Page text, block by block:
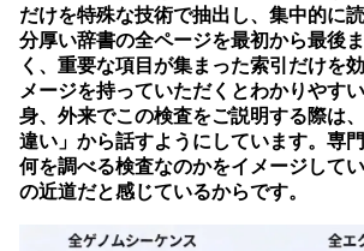
だけを特殊な技術で抽出し、集中的に
分厚い辞書の全ページを最初から最後
く、重要な項目が集まった索引だけを
メージを持っていただくとわかりやす
身、外来でこの検査をご説明する際は
違い」から話すようにしています。専
何を調べる検査なのかをイメージして
の近道だと感じているからです。